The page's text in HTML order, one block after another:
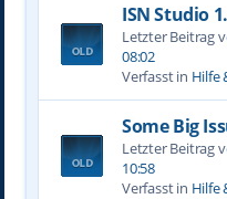
ISN Studio
Letzter Beitrag
08:02
Verfasst in Hilfe
Some Big
Letzter Beitrag
10:58
Verfasst in Hilfe